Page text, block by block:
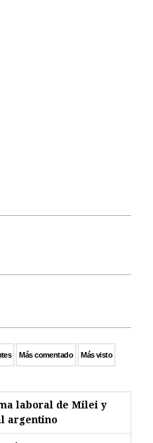
Más comentado Más visto
laboral de Milei y
argentino